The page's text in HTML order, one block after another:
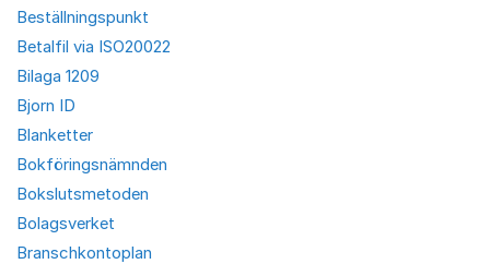
Beställningspunkt
Betalfil via ISO20022
Bilaga 1209
Bjorn ID
Blanketter
Bokföringsnämnden
Bokslutsmetoden
Bolagsverket
Branschkontoplan